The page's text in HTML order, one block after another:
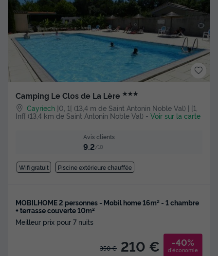
Camping Le Clos de La Lère ★★★
Cayriech ]0, 1[ (13,4 m de Saint Antonin Noble Val) | [1,
Inf[ (13,4 km de Saint Antonin Noble Val) - Voir sur la carte
Avis clients
9.2/10
Wifi gratuit Piscine extérieure chauffée
MOBILHOME 2 personnes - Mobil home 16m² - 1 chambre
+ terrasse couverte 10m²
Meilleur prix pour 7 nuits
350 € 210 € -40%
d'économie